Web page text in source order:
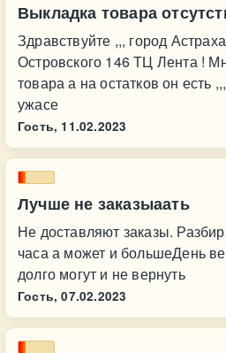
Выкладка товара
Здравствуйте ,,, город
Островского 146 ТЦ Лента !
товара а на остатков он есть
ужасе
Гость, 11.02.2023
Лучше не заказыаать
Не доставляют заказы.
часа а может и большеДень
долго могут и не вернуть
Гость, 07.02.2023